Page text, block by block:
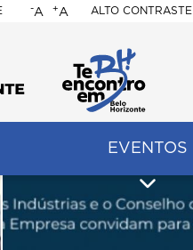
-A +A ALTO CONTRASTE
EVENTOS